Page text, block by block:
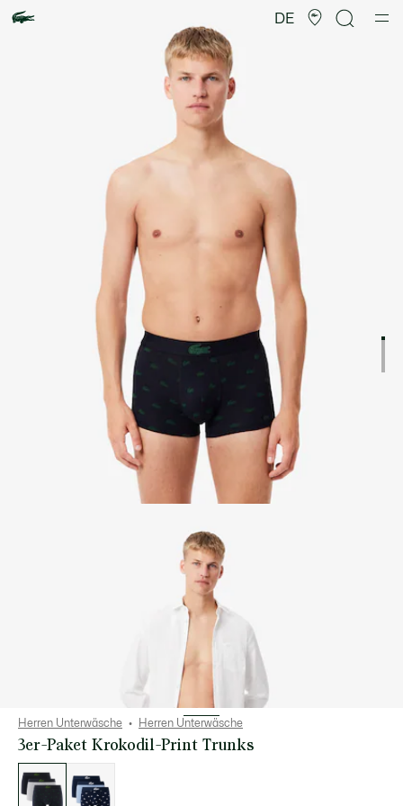
DE
Herren Unterwäsche Herren Unterwäsche
3er-Paket Krokodil-Print Trunks
der
Varianten